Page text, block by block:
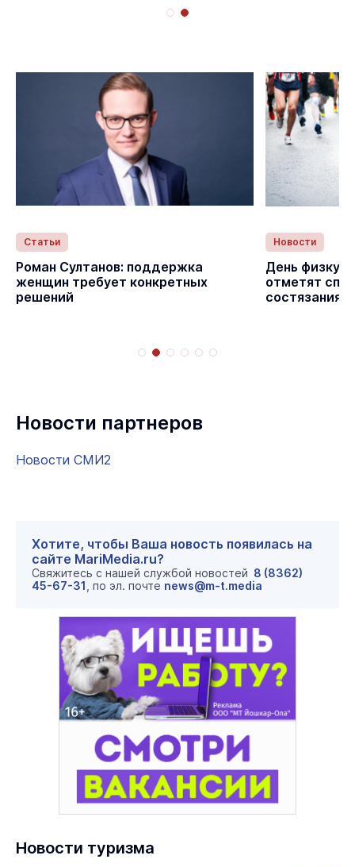
Статьи
Роман Султанов: поддержка
женщин требует конкретных
решений
Новости
День
отметят
Новости партнеров
Новости СМИ2
Хотите, чтобы Ваша новость появилась на
сайте MariMedia.ru?
Свяжитесь с нашей службой новостей 8 (8362)
45-67-31 , по эл. почте news@m-t.media
Новости туризма